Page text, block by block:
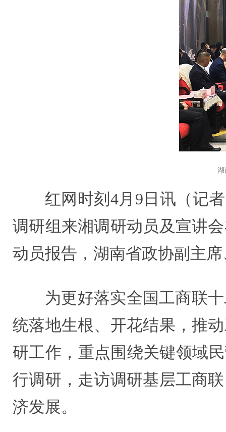
湖
红网时刻4月9日讯（记
调研组来湘调研动员及宣讲
动员报告，湖南省政协副主
为更好落实全国工商联
统落地生根、开花结果，推
研工作，重点围绕关键领域
行调研，走访调研基层工商
济发展。